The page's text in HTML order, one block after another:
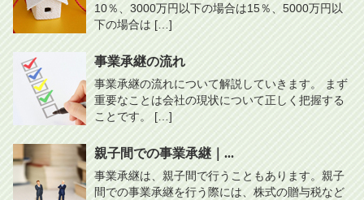
10％、3000万円以下の場合は15％、5000万円以
下の場合は […]
事業承継の流れ
事業承継の流れについて解説していきます。 まず
重要なことは会社の現状について正しく把握する
ことです。 […]
親子間での事業承継｜...
事業承継は、親子間で行うこともあります。親子
間での事業承継を行う際には、株式の贈与税など